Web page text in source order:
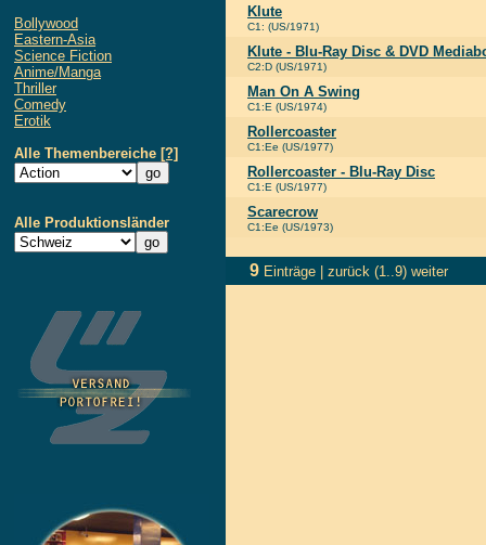
Bollywood
Eastern-Asia
Science Fiction
Anime/Manga
Thriller
Comedy
Erotik
Alle Themenbereiche [?]
Alle Produktionsländer
Klute
C1: (US/1971)
Klute - Blu-Ray Disc & DVD
C2:D (US/1971)
Man On A Swing
C1:E (US/1974)
Rollercoaster
C1:Ee (US/1977)
Rollercoaster - Blu-Ray Disc
C1:E (US/1977)
Scarecrow
C1:Ee (US/1973)
9 Einträge | zurück (1..9) weiter